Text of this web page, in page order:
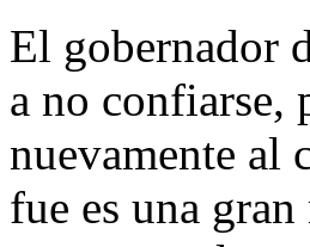
El gobernador
a no confiarse,
nuevamente al
fue es una